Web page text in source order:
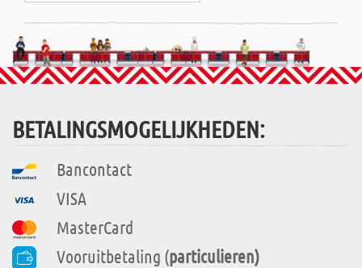
BETALINGSMOGELIJKHEDEN:
Bancontact
VISA
MasterCard
Vooruitbetaling (particulieren)